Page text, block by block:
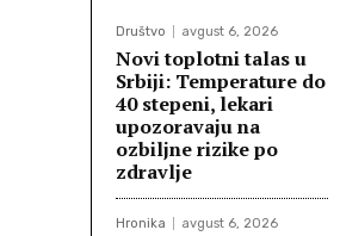
Društvo avgust 6, 2026
Novi toplotni talas u
Srbiji: Temperature do
40 stepeni, lekari
upozoravaju na
ozbiljne rizike po
zdravlje
Hronika avgust 6, 2026